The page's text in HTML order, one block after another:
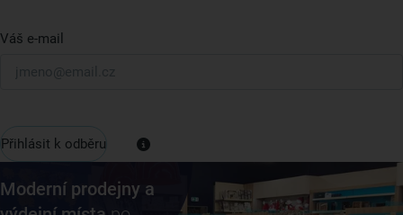
Váš e-mail
Přihlásit k odběru
Moderní prodejny a